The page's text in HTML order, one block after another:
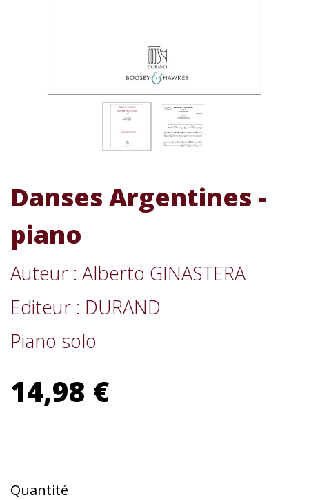
Danses Argentines -
piano
Auteur : Alberto GINASTERA
Editeur : DURAND
Piano solo
14,98 €
Quantité